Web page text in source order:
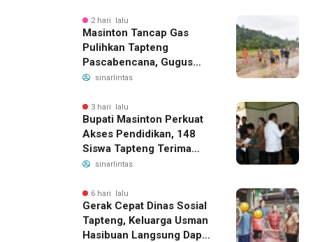
2 hari lalu
Masinton Tancap Gas
Pulihkan Tapteng
Pascabencana, Gugus
Tugas SAHATA SAOLOAN
Ancaman Banjir
sinarlintas
3 hari lalu
Bupati Masinton Perkuat
Akses Pendidikan, 148
Siswa Tapteng Terima
Bantuan Program
sinarlintas
6 hari lalu
Gerak Cepat Dinas Sosial
Tapteng, Keluarga Usman
Hasibuan Langsung Dapat